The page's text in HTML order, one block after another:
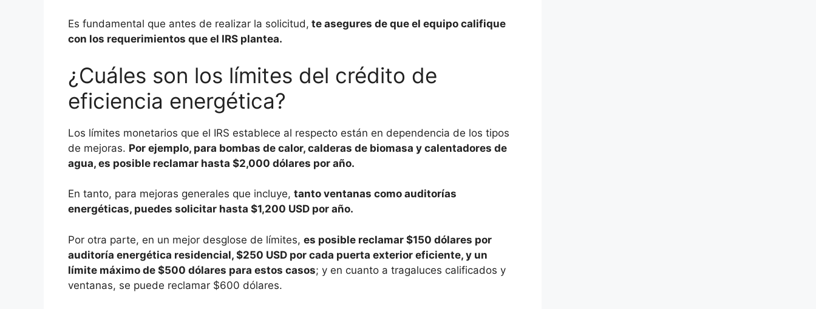
Es fundamental que antes de realizar la solicitud, te asegures de que el equipo califique
con los requerimientos que el IRS plantea.
¿Cuáles son los límites del crédito de
eficiencia energética?
Los límites monetarios que el IRS establece al respecto están en dependencia de los tipos
de mejoras. Por ejemplo, para bombas de calor, calderas de biomasa y calentadores de
agua, es posible reclamar hasta $2,000 dólares por año.
En tanto, para mejoras generales que incluye, tanto ventanas como auditorías
energéticas, puedes solicitar hasta $1,200 USD por año.
Por otra parte, en un mejor desglose de límites, es posible reclamar $150 dólares por
auditoría energética residencial, $250 USD por cada puerta exterior eficiente, y un
límite máximo de $500 dólares para estos casos; y en cuanto a tragaluces calificados y
ventanas, se puede reclamar $600 dólares.